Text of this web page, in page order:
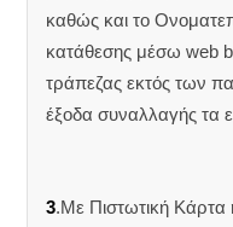
καθώς και το
κατάθεσης μέσω web
τράπεζας εκτός των
έξοδα συναλλαγής τα
3.Με Πιστωτική